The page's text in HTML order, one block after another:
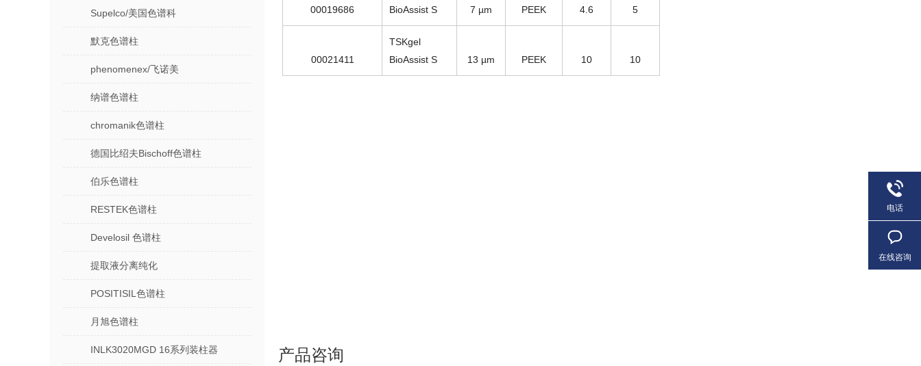
Supelco/美国色谱科
默克色谱柱
phenomenex/飞诺美
纳谱色谱柱
chromanik色谱柱
德国比绍夫Bischoff色谱柱
伯乐色谱柱
RESTEK色谱柱
Develosil 色谱柱
提取液分离纯化
POSITISIL色谱柱
月旭色谱柱
INLK3020MGD 16系列装柱器
00019686
BioAssist S
7 µm PEEK 4.6 5
00021411
TSKgel
BioAssist S
13 µm PEEK 10 10
产品咨询
电话
在线咨询